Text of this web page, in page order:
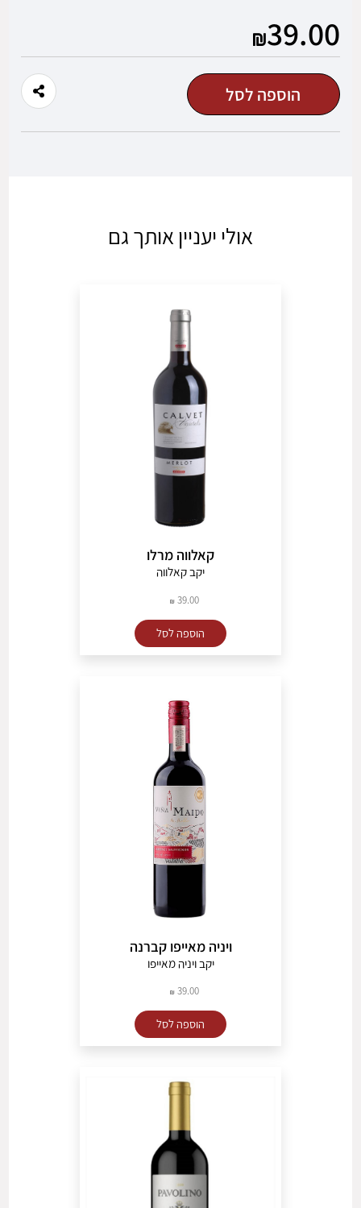
משתמש חדש/אורח
להרשמה
39.00
הוספה לסל
אולי יעניין אותך גם
קאלווה מרלו
יקב קאלווה
39.00
הוספה לסל
ויניה מאייפו קברנה
יקב ויניה מאייפו
39.00
הוספה לסל